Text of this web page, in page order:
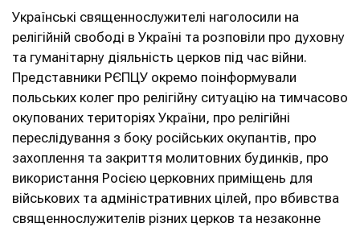
Українські священнослужителі наголосили на
релігійній свободі в Україні та розповіли про духовну
та гуманітарну діяльність церков під час війни.
Представники РЄПЦУ окремо поінформували
польських колег про релігійну ситуацію на тимчасово
окупованих територіях України, про релігійні
переслідування з боку російських окупантів, про
захоплення та закриття молитовних будинків, про
використання Росією церковних приміщень для
військових та адміністративних цілей, про вбивства
священнослужителів різних церков та незаконне